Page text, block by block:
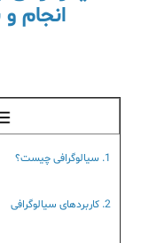
انجام
1. سیالوگرافی چیست؟
2. کاربردهای سیالوگرافی